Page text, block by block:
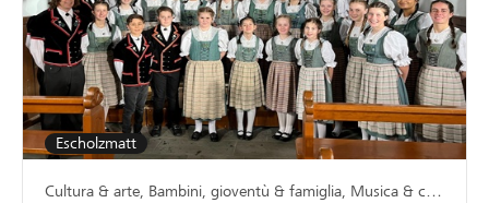
Escholzmatt
Cultura & arte, Bambini, gioventù & famiglia, Musica & canto